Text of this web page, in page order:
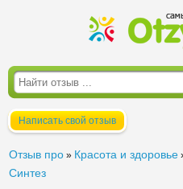
Написать свой отзыв
Отзыв про » Красота и здоровье
Синтез